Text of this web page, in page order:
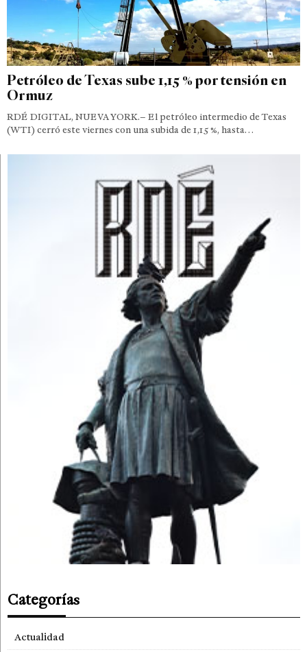
Petróleo de Texas sube 1,15 % por tensión en
Ormuz
RDÉ DIGITAL, NUEVA YORK.– El petróleo intermedio de Texas
(WTI) cerró este viernes con una subida de 1,15 %, hasta…
Categorías
Actualidad